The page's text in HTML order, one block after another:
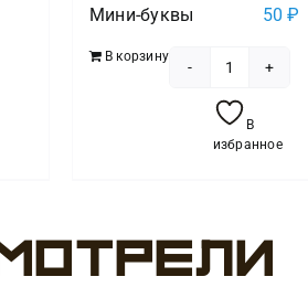
Мини-буквы 50₽
В корзину
товара
Шар
см)
В
избранное